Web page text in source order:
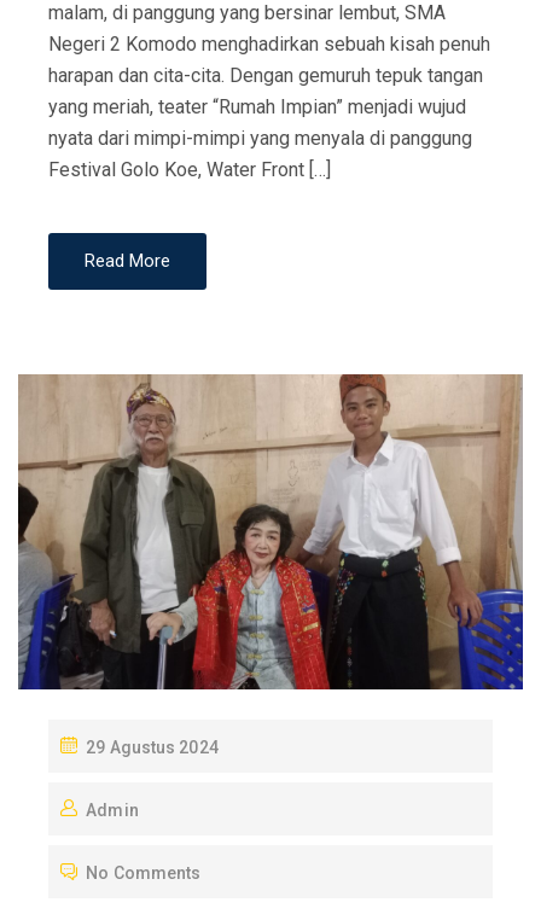
malam, di panggung yang bersinar lembut, SMA
Negeri 2 Komodo menghadirkan sebuah kisah penuh
harapan dan cita-cita. Dengan gemuruh tepuk tangan
yang meriah, teater “Rumah Impian” menjadi wujud
nyata dari mimpi-mimpi yang menyala di panggung
Festival Golo Koe, Water Front […]
Read More
P
S
E
29 Agustus 2024
Admin
No Comments